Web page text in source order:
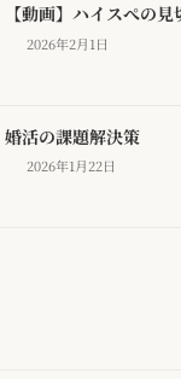
【動画】ハイスぺの見
2026年2月1日
婚活の課題解決策
2026年1月22日